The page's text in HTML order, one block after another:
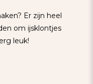
Er zijn heel
om ijsklontjes
leuk!